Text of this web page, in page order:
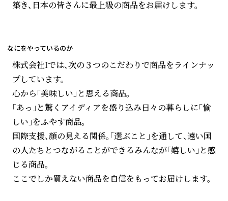
築き、日本の皆さんに最上級の商品をお届けします。
なにをやっているのか
株式会社Iでは、次の３つのこだわりで商品をラインナッ
プしています。
心から「美味しい」と思える商品。
「あっ」と驚くアイディアを盛り込み日々の暮らしに「愉
しい」をふやす商品。
国際支援、顔の見える関係。「選ぶこと」を通して、遠い国
の人たちとつながることができるみんなが「嬉しい」と感
じる商品。
ここでしか買えない商品を自信をもってお届けします。